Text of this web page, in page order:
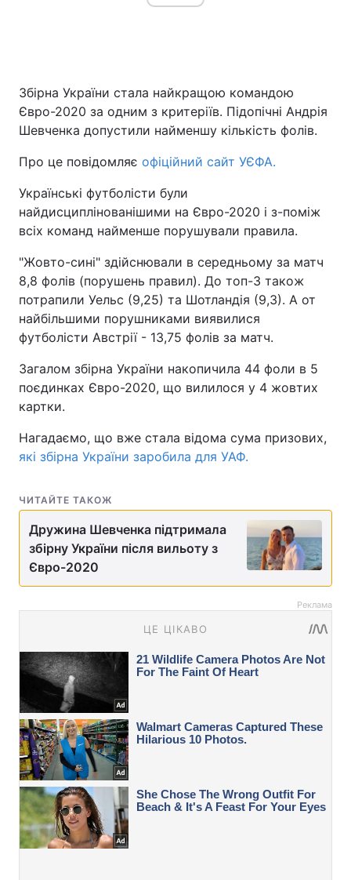
Збірна України стала найкращою командою
Євро-2020 за одним з критеріїв. Підопічні Андрія
Шевченка допустили найменшу кількість фолів.
Про це повідомляє офіційний сайт УЄФА.
Українські футболісти були
найдисциплінованішими на Євро-2020 і з-поміж
всіх команд найменше порушували правила.
"Жовто-сині" здійснювали в середньому за матч
8,8 фолів (порушень правил). До топ-3 також
потрапили Уельс (9,25) та Шотландія (9,3). А от
найбільшими порушниками виявилися
футболісти Австрії - 13,75 фолів за матч.
Загалом збірна України накопичила 44 фоли в 5
поєдинках Євро-2020, що вилилося у 4 жовтих
картки.
Нагадаємо, що вже стала відома сума призових,
які збірна України заробила для УАФ.
ЧИТАЙТЕ ТАКОЖ
Дружина Шевченка підтримала
збірну України після вильоту з
Євро-2020
Реклама